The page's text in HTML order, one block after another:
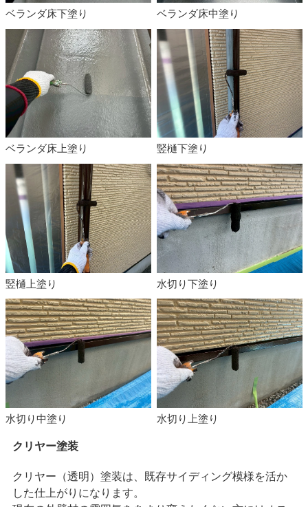
ベランダ床下塗り ベランダ床中塗り
ベランダ床上塗り 竪樋下塗り
竪樋上塗り 水切り下塗り
水切り中塗り 水切り上塗り
クリヤー塗装
クリヤー（透明）塗装は、既存サイディング模様を活か
した仕上がりになります。